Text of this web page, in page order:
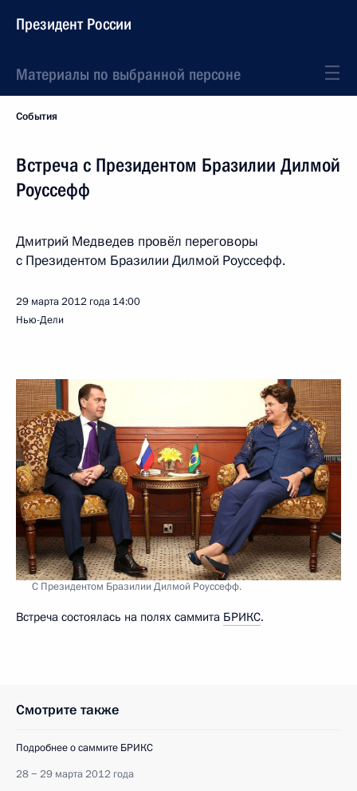
Президент России
Материалы по выбранной персоне
События
Встреча с Президентом Бразилии Дилмой
Роуссефф
Дмитрий Медведев провёл переговоры
с Президентом Бразилии Дилмой Роуссефф.
29 марта 2012 года 14:00
Нью-Дели
С Президентом Бразилии Дилмой Роуссефф.
Встреча состоялась на полях саммита БРИКС.
Смотрите также
Подробнее о саммите БРИКС
28 − 29 марта 2012 года